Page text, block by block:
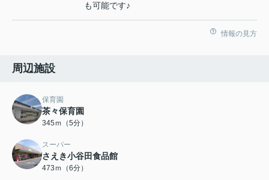
も可能です♪
情報の見方
周辺施設
保育園
茶々保育園
345ｍ（5分）
スーパー
さえき小谷田食品館
473ｍ（6分）